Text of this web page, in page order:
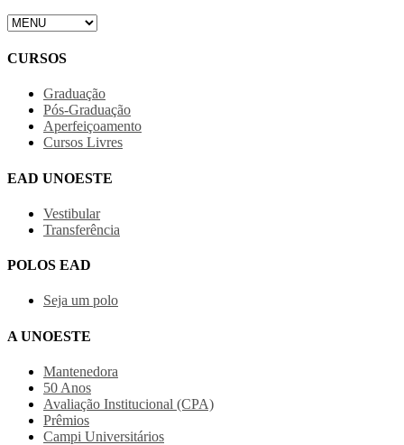
CURSOS
Graduação
Pós-Graduação
Aperfeiçoamento
Cursos Livres
EAD UNOESTE
Vestibular
Transferência
POLOS EAD
Seja um polo
A UNOESTE
Mantenedora
50 Anos
Avaliação Institucional (CPA)
Prêmios
Campi Universitários